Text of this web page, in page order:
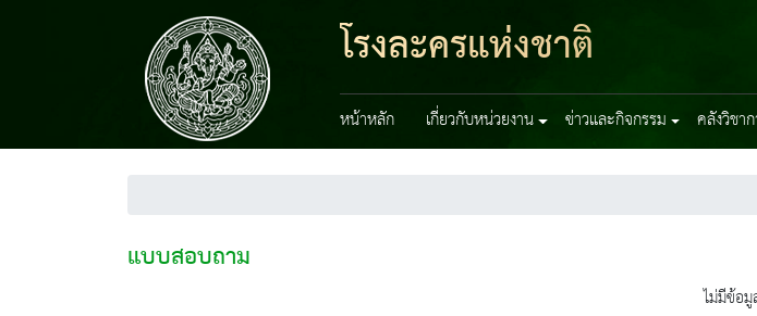
โรงละครแห่งชาติ
หน้าหลัก เกี่ยวกับหน่วยงาน ข่าวและกิจกรรม คลังวิชา
แบบสอบถาม
ไม่มีข้อ